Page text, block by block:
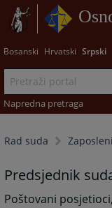
Bosanski Hrvatski Srpski
Napredna pretraga
Rad suda
Predsjednik
Poštovani posjetioci,